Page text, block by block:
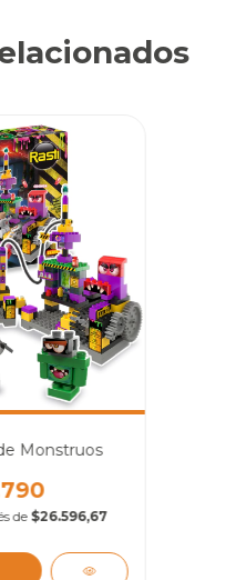
Monstruos
de $26.596,67